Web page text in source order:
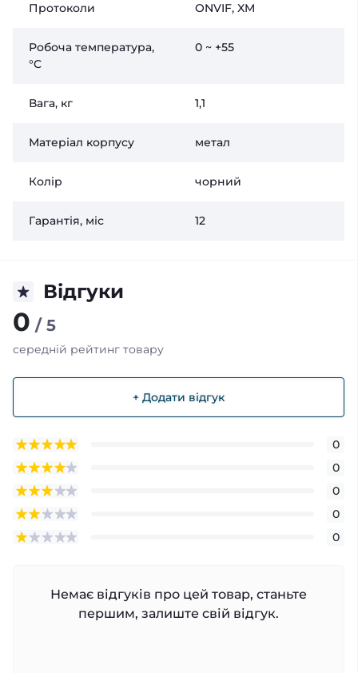
Протоколи ONVIF, XM
Робоча температура,
°C
0 ~ +55
Вага, кг 1,1
Матеріал корпусу метал
Колір чорний
Гарантія, міс 12
Відгуки
0 / 5
середній рейтинг товару
+ Додати відгук
0
0
0
0
0
Немає відгуків про цей товар, станьте
першим, залиште свій відгук.